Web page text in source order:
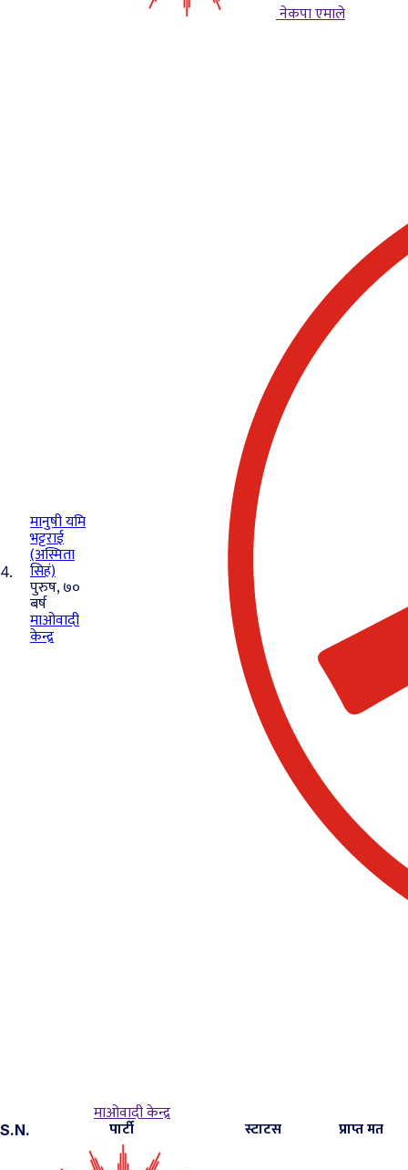
नेकपा एमाले
4.
मानुषी यमि
भट्टराई
(अस्मिता
सिहं)
पुरुष, ७०
बर्ष
माओवादी
केन्द्र
माओवादी केन्द्र
S.N. पार्टी स्टाटस प्राप्त मत